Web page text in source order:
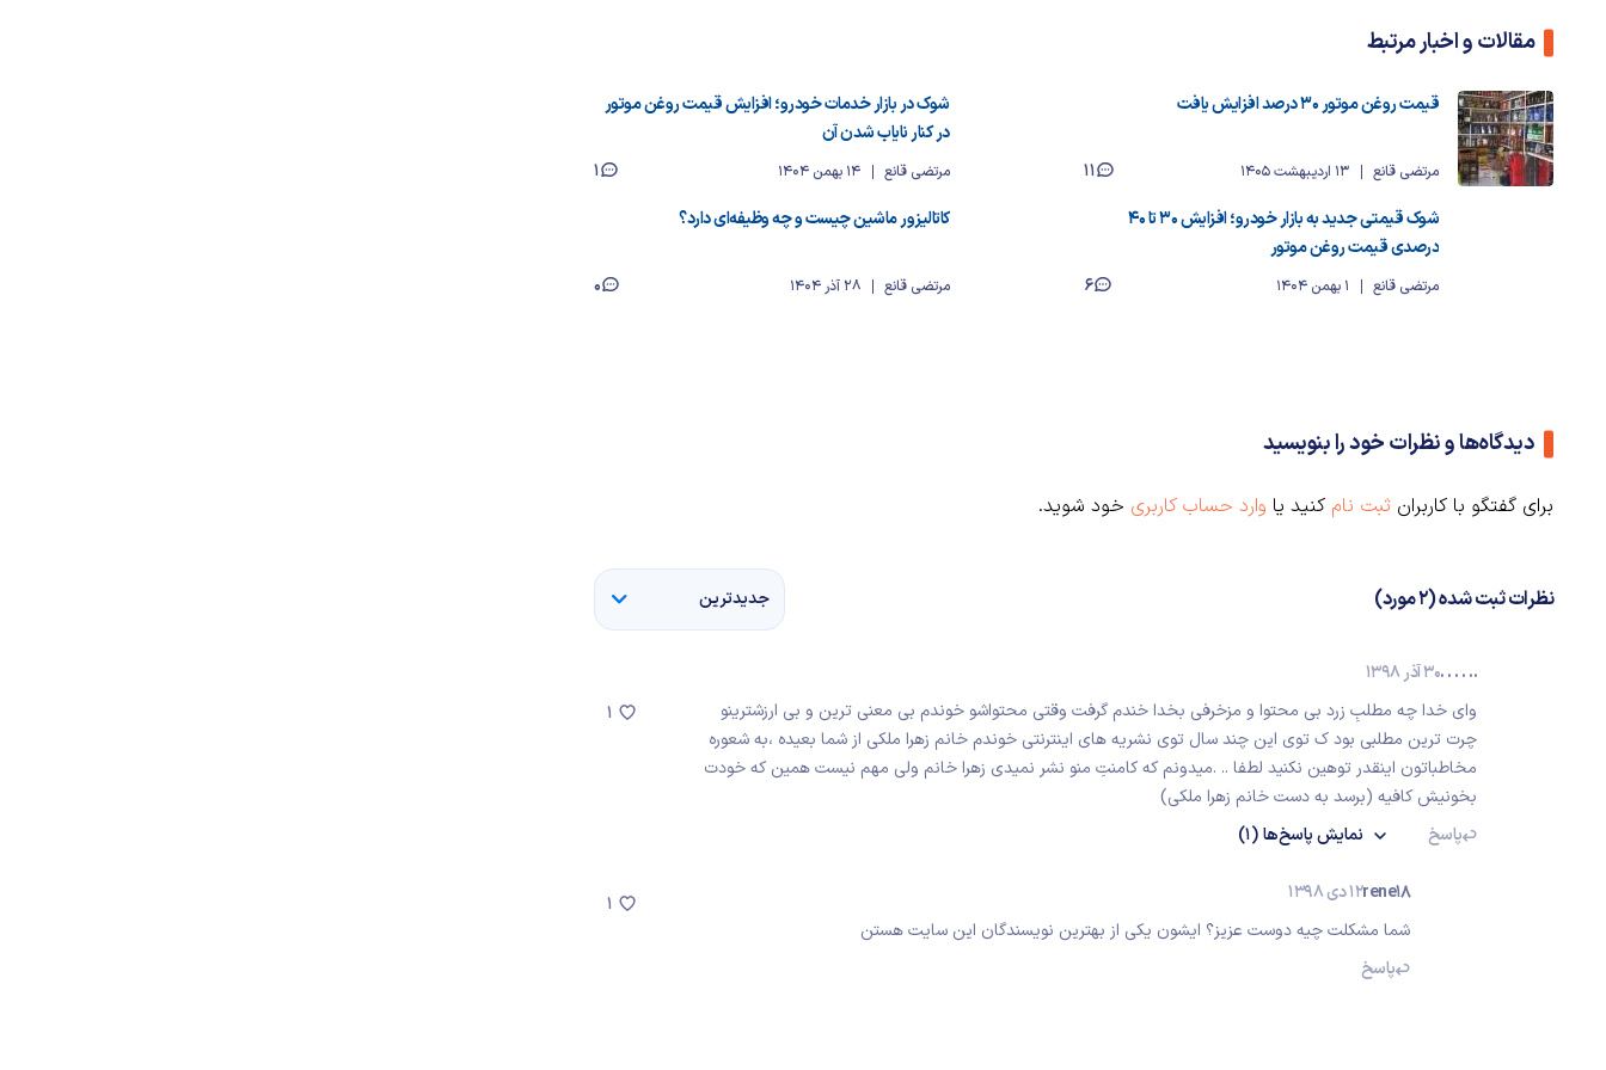
مقالات و اخبار مرتبط
قیمت روغن موتور ۳۰ درصد افزایش یافت
مرتضی قانع 13 اردیبهشت 1405 11
شوک در بازار خدمات خودرو؛ افزایش قیمت روغن موتور
در کنار نایاب شدن آن
مرتضی قانع 14 بهمن 1404
1
شوک قیمتی جدید به بازار خودرو؛ افزایش ۳۰ تا ۴۰
درصدی قیمت روغن موتور
مرتضی قانع 1 بهمن 1404 6
کاتالیزور ماشین چیست و چه وظیفه‌ای دارد؟
مرتضی قانع 28 آذر 1404 0
دیدگاه‌ها و نظرات خود را بنویسید
برای گفتگو با کاربران ثبت نام کنید یا وارد حساب کاربری خود شوید.
نظرات ثبت شده (2 مورد) جدیدترین
.. . . . .30 آذر 1398
وای خدا چه مطلبِ زرد بی محتوا و مزخرفی بخدا خندم گرفت وقتی محتواشو خوندم بی معنی ترین و بی ارزشترینو
چرت ترین مطلبی بود ک توی این چند سال توی نشریه های اینترنتی خوندم خانم زهرا ملکی از شما بعیده ،به شعوره
مخاطباتون اینقدر توهین نکنید لطفا .. .میدونم که کامنتِ منو نشر نمیدی زهرا خانم ولی مهم نیست همین که خودت
بخونیش کافیه (برسد به دست خانم زهرا ملکی)
پاسخ
نمایشپاسخ‌ها(1)
1
rene1812 دی 1398
شما مشکلت چیه دوست عزیز؟ ایشون یکی از بهترین نویسندگان این سایت هستن
پاسخ
1